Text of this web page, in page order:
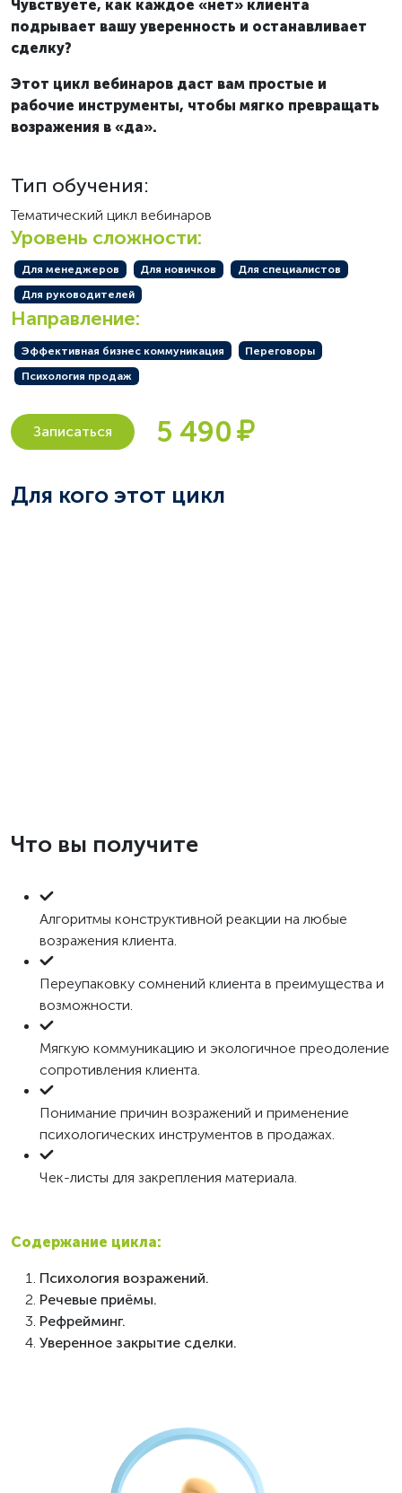
Чувствуете, как каждое «нет» клиента
подрывает вашу уверенность и останавливает
сделку?
Этот цикл вебинаров даст вам простые и
рабочие инструменты, чтобы мягко превращать
возражения в «да».
Тип обучения:
Тематический цикл вебинаров
Уровень сложности:
Для менеджеров Для новичков Для специалистов
Для руководителей
Направление:
Эффективная бизнес коммуникация Переговоры
Психология продаж
Записаться 5 490
Для кого этот цикл
Что вы получите
Алгоритмы конструктивной реакции на любые
возражения клиента.
Переупаковку сомнений клиента в преимущества и
возможности.
Мягкую коммуникацию и экологичное преодоление
сопротивления клиента.
Понимание причин возражений и применение
психологических инструментов в продажах.
Чек-листы для закрепления материала.
Содержание цикла:
Психология возражений.
Речевые приёмы.
Рефрейминг.
Уверенное закрытие сделки.